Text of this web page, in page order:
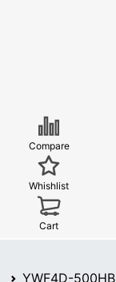
Compare
Whishlist
Cart
YWF4D-500HB